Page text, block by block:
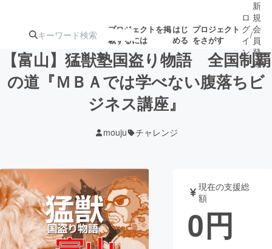
プロジェクトを掲
載するには
はじ
める
プロジェクト
をさがす
注目の新着プロ募集終了が近いプ
テクノロジー・ガジェット
映像・映画 書籍・雑誌
ロ
グ
イ
ン
/
新
規
会
員
登
録
【富山】猛獣塾国盗り物語 全国制覇
の道『ＭＢＡでは学べない腹落ちビ
ジネス講座』
mouju チャレンジ
現在の支援総
額
0円